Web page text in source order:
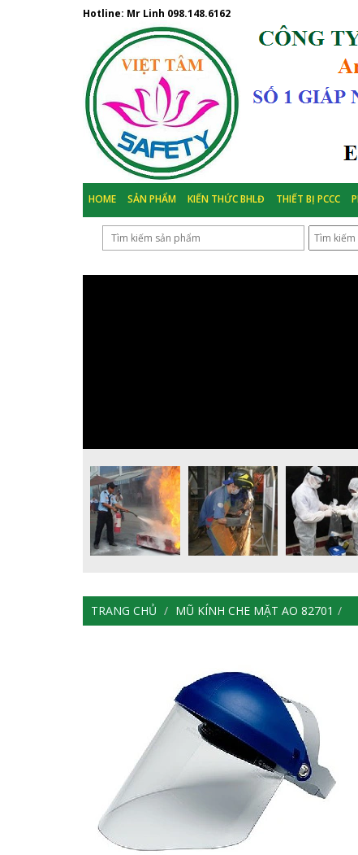
Hotline: Mr Linh 098.148.6162
HOME SẢN PHẨM KIẾN THỨC BHLĐ THIẾT BỊ PCCC
TRANG CHỦ MŨ KÍNH CHE MẶT AO 82701